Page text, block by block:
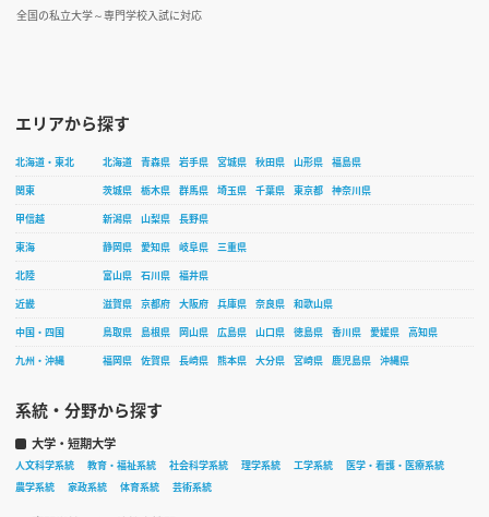
全国の私立大学～専門学校入試に対応
エリアから探す
北海道・東北 北海道 青森県 岩手県 宮城県 秋田県 山形県
福島県
関東
茨城県 栃木県 群馬県 埼玉県 千葉県 東京都
神奈川県
甲信越
新潟県 山梨県
長野県
東海
静岡県 愛知県 岐阜県
三重県
北陸
富山県 石川県
福井県
近畿
滋賀県 京都府 大阪府 兵庫県 奈良県
和歌山県
中国・四国
鳥取県 島根県 岡山県 広島県 山口県 徳島県 香川県 愛媛県
高知県
九州・沖縄
福岡県 佐賀県 長崎県 熊本県 大分県 宮崎県 鹿児島県 沖縄県
系統・分野から探す
大学・短期大学
人文科学系統 教育・福祉系統 社会科学系統 理学系統 工学系統
医学・看護・医療系統
農学系統
家政系統 体育系統 芸術系統